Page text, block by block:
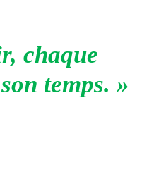
chaque
temps. »